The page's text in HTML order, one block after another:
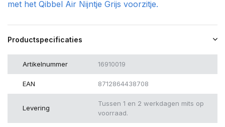
met het Qibbel Air Nijntje Grijs voorzitje.
Productspecificaties
Artikelnummer 16910019
EAN 8712864438708
Levering
Tussen 1 en 2 werkdagen mits op
voorraad.